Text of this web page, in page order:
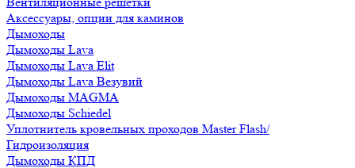
Аксессуары, опции для каминов
Дымоходы
Дымоходы Lava
Дымоходы Lava Elit
Дымоходы Lava Везувий
Дымоходы MAGMA
Дымоходы Schiedel
Уплотнитель кровельных проходов Master Flash/
Гидроизоляция
Дымоходы КПД